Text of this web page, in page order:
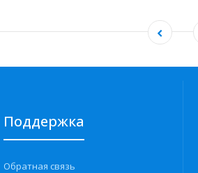
Поддержка
Обратная связь